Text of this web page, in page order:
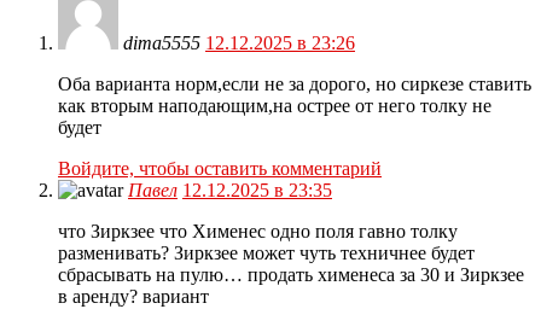
dima5555 12.12.2025 в 23:26
Оба варианта норм,если не за дорого, но сиркезе ставить
как вторым наподающим,на острее от него толку не
будет
Войдите, чтобы оставить комментарий
Павел 12.12.2025 в 23:35
что Зиркзее что Хименес одно поля гавно толку
разменивать? Зиркзее может чуть техничнее будет
сбрасывать на пулю… продать хименеса за 30 и Зиркзее
в аренду? вариант